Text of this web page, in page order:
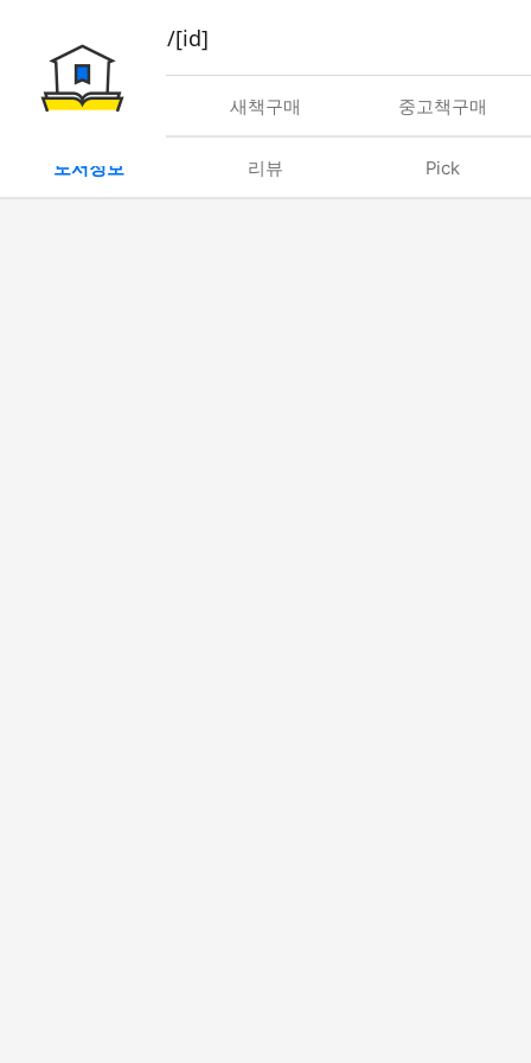
book/rent/[id]
대여 새책구매 중고책구매
도서정보 리뷰 Pick